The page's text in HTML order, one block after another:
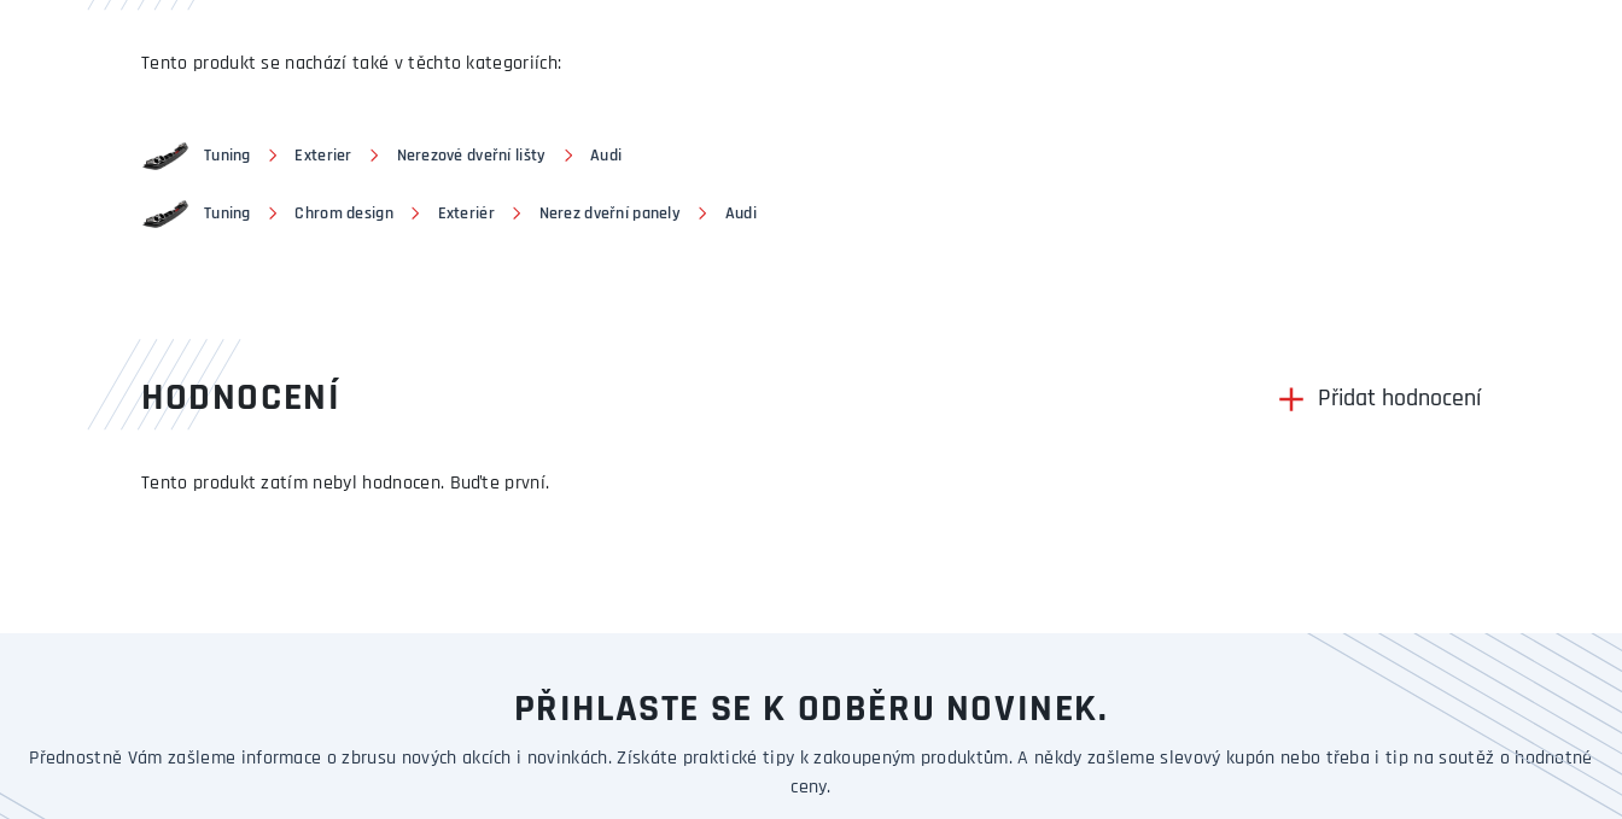
Tento produkt se nachází také v těchto kategoriích:
Tuning Exterier Nerezové dveřní lišty Audi
Tuning Chrom design Exteriér Nerez dveřní panely Audi
HODNOCENÍ Přidat hodnocení
Tento produkt zatím nebyl hodnocen. Buďte první.
PŘIHLASTE SE K ODBĚRU NOVINEK.
Přednostně Vám zašleme informace o zbrusu nových akcích i novinkách. Získáte praktické tipy k zakoupeným produktům. A někdy zašleme slevový kupón nebo třeba i tip na soutěž o hodnotné
ceny.